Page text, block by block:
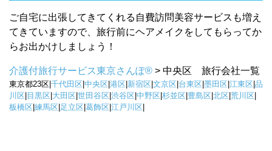
ご自宅に出張してきてくれる自費訪問美容サービスも増え
てきていますので、旅行前にヘアメイクをしてもらってか
らお出かけしましょう！
介護付旅行サービス東京さんぽ® > 中央区 旅行会社一覧
東京都23区|千代田区|中央区|港区|新宿区|文京区|台東区|墨田区|江東区|品
川区|目黒区|大田区|世田谷区|渋谷区|中野区|杉並区|豊島区|北区|荒川区|
板橋区|練馬区|足立区|葛飾区|江戸川区|